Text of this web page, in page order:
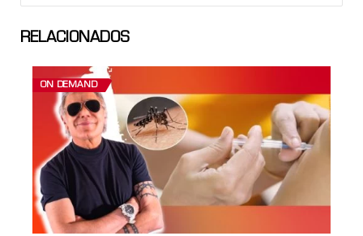
RELACIONADOS
ON DEMAND